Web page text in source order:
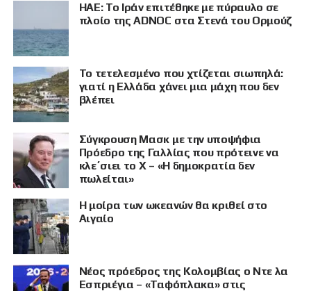
ΗΑΕ: Το Ιράν επιτέθηκε με πύραυλο σε
πλοίο της ADNOC στα Στενά του Ορμούζ
Το τετελεσμένο που χτίζεται σιωπηλά:
γιατί η Ελλάδα χάνει μια μάχη που δεν
βλέπει
Σύγκρουση Μασκ με την υποψήφια
Πρόεδρο της Γαλλίας που πρότεινε να
κλε΄σιει το X – «Η δημοκρατία δεν
πωλείται»
Η μοίρα των ωκεανών θα κριθεί στο
Αιγαίο
Νέος πρόεδρος της Κολομβίας ο Ντε λα
Εσπριέγια – «Ταφόπλακα» στις